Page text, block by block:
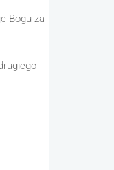
Bogu za